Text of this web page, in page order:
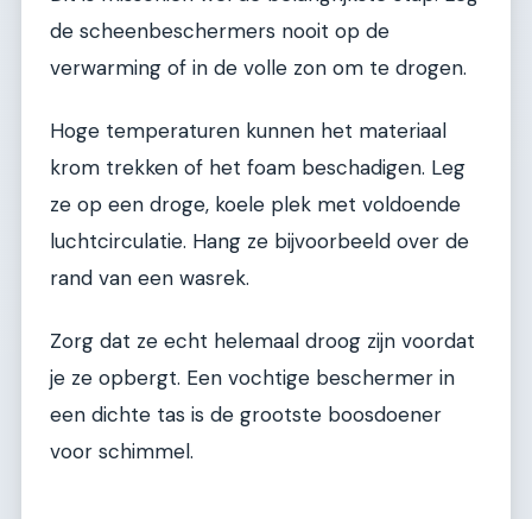
de scheenbeschermers nooit op de
verwarming of in de volle zon om te drogen.
Hoge temperaturen kunnen het materiaal
krom trekken of het foam beschadigen. Leg
ze op een droge, koele plek met voldoende
luchtcirculatie. Hang ze bijvoorbeeld over de
rand van een wasrek.
Zorg dat ze echt helemaal droog zijn voordat
je ze opbergt. Een vochtige beschermer in
een dichte tas is de grootste boosdoener
voor schimmel.